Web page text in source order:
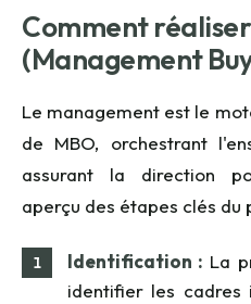
Comment
(Management
Le management est le
de MBO, orchestrant
assurant la direction
aperçu des étapes clés du
Identification : La
identifier les cadres